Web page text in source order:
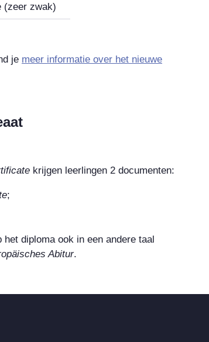
(zeer zwak)
je meer informatie over het nieuwe
krijgen leerlingen 2 documenten:
;
het diploma ook in een andere taal
Abitur.